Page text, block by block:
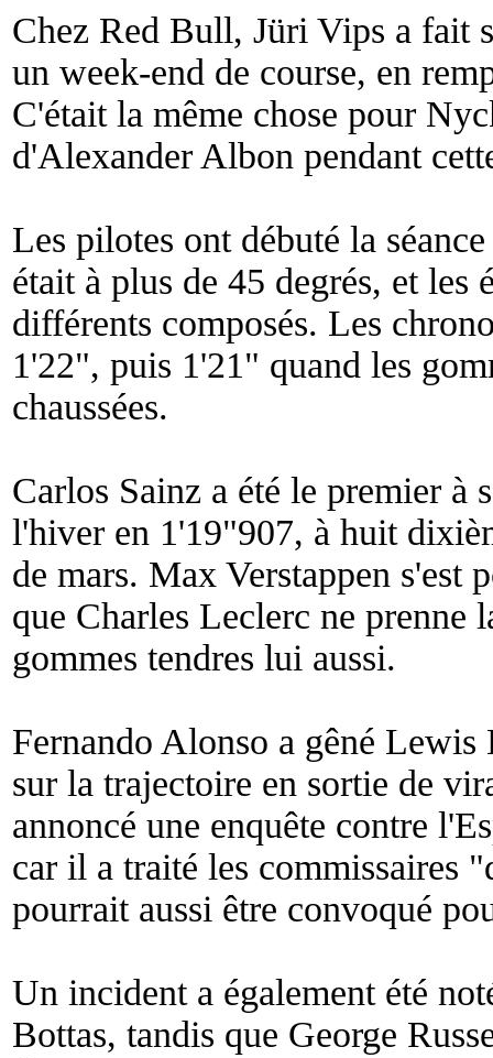
Chez Red Bull, Jüri Vips a fait
un week-end de course, en
C'était la même chose pour
d'Alexander Albon pendant
Les pilotes ont débuté la
était à plus de 45 degrés, et les
différents composés. Les
1'22", puis 1'21" quand les
chaussées.
Carlos Sainz a été le premier à
l'hiver en 1'19"907, à huit
de mars. Max Verstappen s'est
que Charles Leclerc ne prenne
gommes tendres lui aussi.
Fernando Alonso a gêné
sur la trajectoire en sortie de
annoncé une enquête contre
car il a traité les commissaires "
pourrait aussi être convoqué
Un incident a également été
Bottas, tandis que George